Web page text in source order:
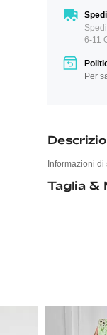
6-11
Per
Informazioni
Taglia &